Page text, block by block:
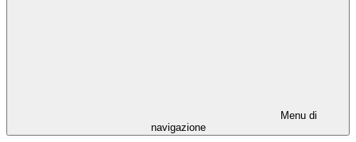
Menu di
navigazione